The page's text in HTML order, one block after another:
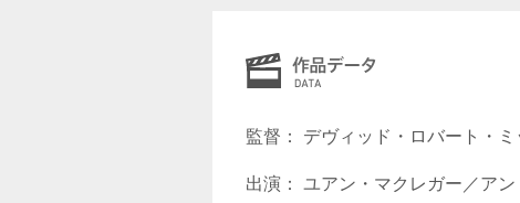
監督： デヴィッド・ロバート・
出演： ユアン・マクレガー／ア